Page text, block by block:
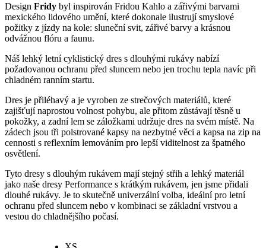
Design Fridy byl inspirován Fridou Kahlo a zářivými barvami
mexického lidového umění, které dokonale ilustrují smyslové
požitky z jízdy na kole: sluneční svit, zářivé barvy a krásnou
odvážnou flóru a faunu.
Náš lehký letní cyklistický dres s dlouhými rukávy nabízí
požadovanou ochranu před sluncem nebo jen trochu tepla navíc při
chladném ranním startu.
Dres je přiléhavý a je vyroben ze strečových materiálů, které
zajišťují naprostou volnost pohybu, ale přitom zůstávají těsně u
pokožky, a zadní lem se záložkami udržuje dres na svém místě. Na
zádech jsou tři polstrované kapsy na nezbytné věci a kapsa na zip na
cennosti s reflexním lemováním pro lepší viditelnost za špatného
osvětlení.
Tyto dresy s dlouhým rukávem mají stejný střih a lehký materiál
jako naše dresy Performance s krátkým rukávem, jen jsme přidali
dlouhé rukávy. Je to skutečně univerzální volba, ideální pro letní
ochranu před sluncem nebo v kombinaci se základní vrstvou a
vestou do chladnějšího počasí.